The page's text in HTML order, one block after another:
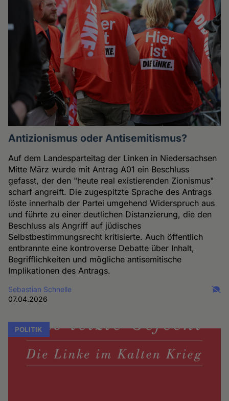
Antizionismus oder Antisemitismus?
Auf dem Landesparteitag der Linken in Niedersachsen
Mitte März wurde mit Antrag A01 ein Beschluss
gefasst, der den "heute real existierenden Zionismus"
scharf angreift. Die zugespitzte Sprache des Antrags
löste innerhalb der Partei umgehend Widerspruch aus
und führte zu einer deutlichen Distanzierung, die den
Beschluss als Angriff auf jüdisches
Selbstbestimmungsrecht kritisierte. Auch öffentlich
entbrannte eine kontroverse Debatte über Inhalt,
Begrifflichkeiten und mögliche antisemitische
Implikationen des Antrags.
Sebastian Schnelle
07.04.2026
POLITIK